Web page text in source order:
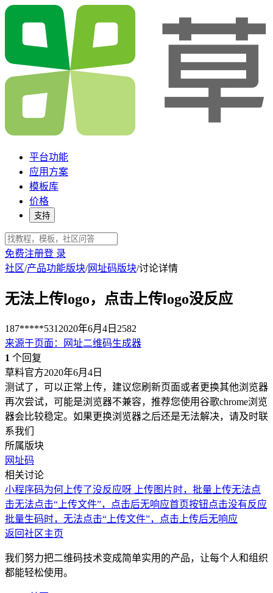
平台功能
应用方案
模板库
价格
支持
免费注册登 录
社区/产品功能版块/网址码版块/讨论详情
无法上传logo，点击上传logo没反应
187*****531 2020年6月4日 2582
来源于页面 ：
网址二维码生成器
1 个回复
草料官方2020年6月4日
测试了，可以正常上传，建议您刷新页面或者更换其他浏览器
再次尝试，可能是浏览器不兼容，推荐您使用谷歌chrome浏览
器会比较稳定。如果更换浏览器之后还是无法解决，请及时联
系我们
所属版块
网址码
相关讨论
小程序码为何上传了没反应呀
上传图片时，批量上传无法点
击无法点击“上传文件”，点击后无响应首页按钮点击没有反应
批量生码时，无法点击“上传文件”，点击上传后无响应
返回社区主页
我们努力把二维码技术变成简单实用的产品，让每个人和组织
都能轻松使用。